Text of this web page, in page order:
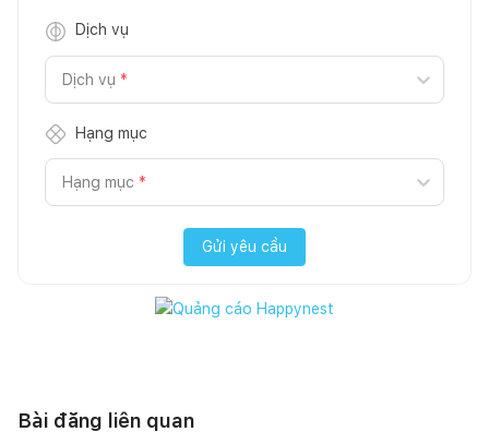
Dịch vụ
Dịch vụ *
Hạng mục
Hạng mục *
Gửi yêu cầu
Bài đăng liên quan